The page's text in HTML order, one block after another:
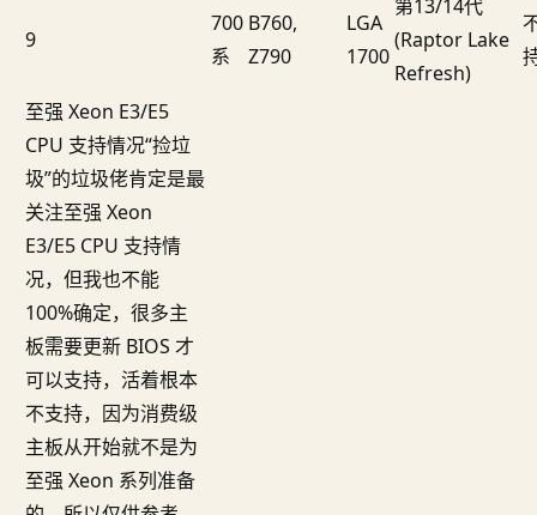
9
700
系
B760,
Z790
LGA
1700
第13/14代
(Raptor Lake
Refresh)
至强 Xeon E3/E5
CPU 支持情况“捡垃
圾”的垃圾佬肯定是最
关注至强 Xeon
E3/E5 CPU 支持情
况，但我也不能
100%确定，很多主
板需要更新 BIOS 才
可以支持，活着根本
不支持，因为消费级
主板从开始就不是为
至强 Xeon 系列准备